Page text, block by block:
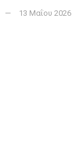
13 Μαΐου 2026